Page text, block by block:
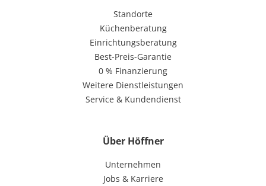
Standorte
Küchenberatung
Einrichtungsberatung
Best-Preis-Garantie
0 % Finanzierung
Weitere Dienstleistungen
Service & Kundendienst
Über Höffner
Unternehmen
Jobs & Karriere